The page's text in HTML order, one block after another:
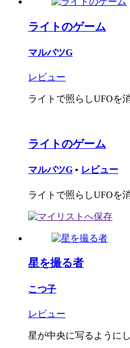
ライトのゲーム
マルバツG
レビュー
ライトで照らしUFOを
ライトのゲーム
マルバツG • レビュー
ライトで照らしUFOを
星を撮る者
こつ子
レビュー
星が中央に写るように